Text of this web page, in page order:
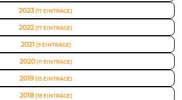
2023 (17 EINTRÄGE)
2022 (17 EINTRÄGE)
2021 (9 EINTRÄGE)
2020(11 EINTRÄGE)
2019(15 EINTRÄGE)
2018(18 EINTRÄGE)